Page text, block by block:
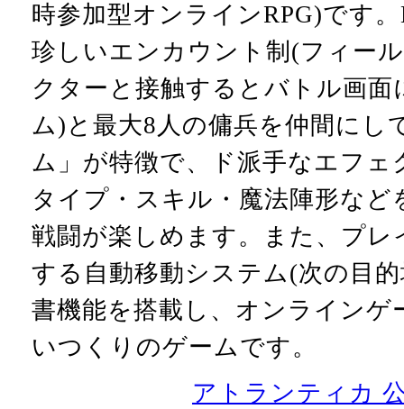
時参加型オンラインRPG)です
珍しいエンカウント制(フィー
クターと接触するとバトル画
ム)と最大8人の傭兵を仲間にし
ム」が特徴で、ド派手なエフェ
タイプ・スキル・魔法陣形など
戦闘が楽しめます。また、プ
する自動移動システム(次の目
書機能を搭載し、オンラインゲ
いつくりのゲームです。
アトランティカ